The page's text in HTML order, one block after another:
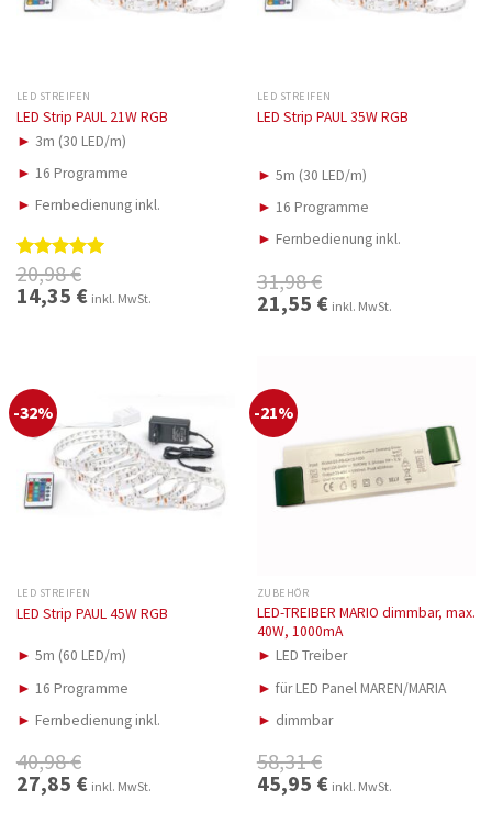
LED STREIFEN
LED Strip PAUL 21W RGB
► 3m (30 LED/m)
► 16 Programme
► Fernbedienung inkl.
Bewertet
mit 5.00
von 5
20,98€
Ursprünglicher
Preis
14,35 €Aktueller
Preis
inkl. MwSt.
LED STREIFEN
LED Strip PAUL 35W RGB
► 5m (30 LED/m)
► 16 Programme
► Fernbedienung inkl.
31,98€
Ursprünglicher
Preis
21,55 €Aktueller
Preis
inkl. MwSt.
-32%
LED STREIFEN
LED Strip PAUL 45W RGB
► 5m (60 LED/m)
► 16 Programme
► Fernbedienung inkl.
40,98€
Ursprünglicher
Preis
27,85 €Aktueller
Preis
inkl. MwSt.
-21%
ZUBEHÖR
LED-TREIBER MARIO dimmbar, max.
40W, 1000mA
► LED Treiber
► für LED Panel MAREN/MARIA
► dimmbar
58,31€
Ursprünglicher
Preis
45,95 €Aktueller
Preis
inkl. MwSt.